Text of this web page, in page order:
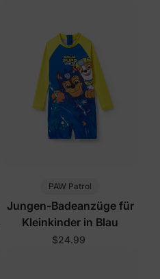
PAW Patrol
Jungen-Badeanzüge für
Kleinkinder in Blau
$24.99